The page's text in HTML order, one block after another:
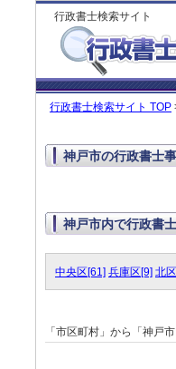
行政書士検索サイト
行政書士検索サイト TOP
神戸市の行政書士
神戸市内で行政書
中央区[61] 兵庫区[9] 北
「市区町村」から「神戸